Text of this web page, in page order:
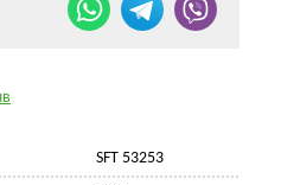
SFT 53253